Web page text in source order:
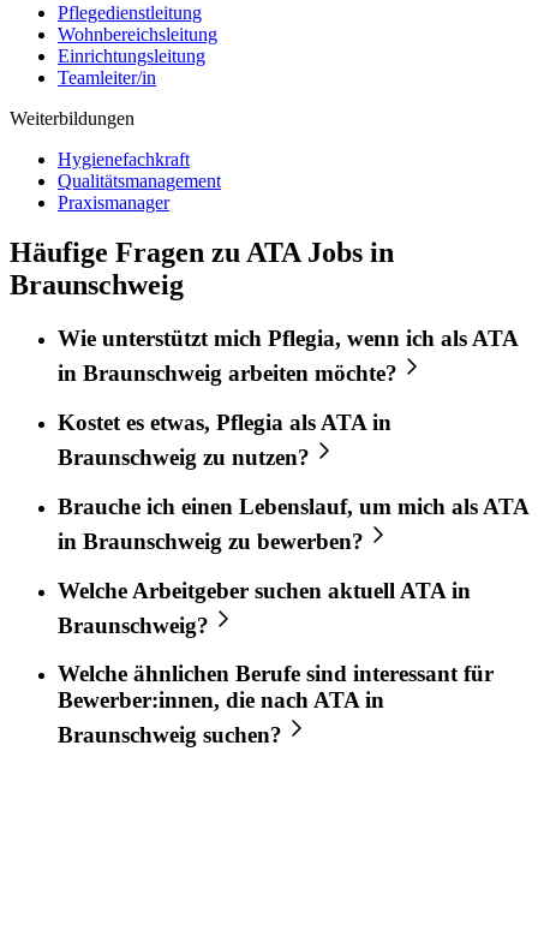
Pflegedienstleitung
Wohnbereichsleitung
Einrichtungsleitung
Teamleiter/in
Weiterbildungen
Hygienefachkraft
Qualitätsmanagement
Praxismanager
Häufige Fragen zu ATA Jobs in
Braunschweig
Wie unterstützt mich Pflegia, wenn ich alsATA
in Braunschweig arbeiten möchte?
Kostet es etwas, Pflegia als ATA in
Braunschweig zu nutzen?
Brauche ich einen Lebenslauf, um mich als ATA
in Braunschweig zu bewerben?
Welche Arbeitgeber suchen aktuell ATA in
Braunschweig?
Welche ähnlichen Berufe sind interessant für
Bewerber:innen, die nachATAin
Braunschweig suchen?